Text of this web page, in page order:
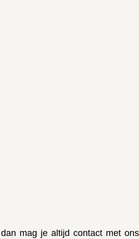
mag je altijd contact met ons